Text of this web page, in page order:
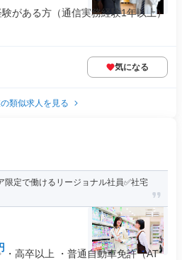
がある方（通信実務経験1年以上）
気になる
類似求人を見る
限定で働けるリージョナル社員✅社宅
・高卒以上 ・普通自動車免許（AT